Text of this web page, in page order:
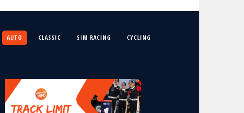
AUTO CLASSIC SIM RACING CYCLING